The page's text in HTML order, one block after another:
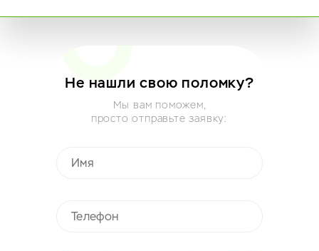
Не нашли свою поломку?
Мы вам поможем,
просто отправьте заявку: